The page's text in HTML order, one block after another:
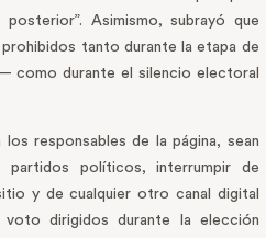
posterior”. Asimismo, subrayó que
tanto durante la etapa de
como durante el silencio electoral
responsables de la página, sean
partidos políticos, interrumpir de
y de cualquier otro canal digital
voto dirigidos durante la elección